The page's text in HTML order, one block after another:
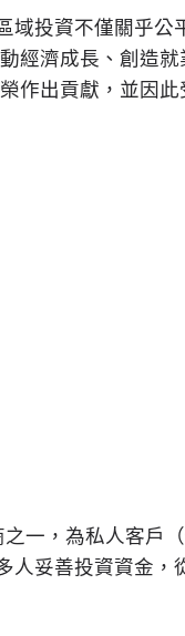
區域投資不僅關乎
經濟成長、創造
作出貢獻，並因此
一，為私人客戶
人妥善投資資金，